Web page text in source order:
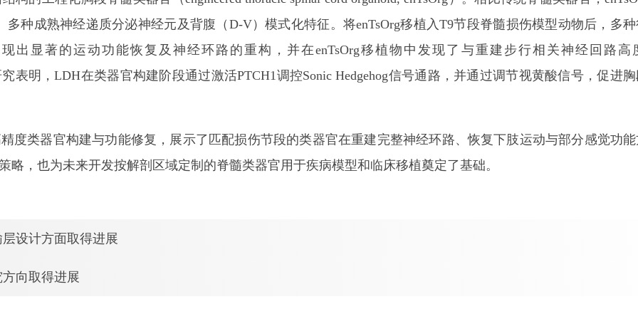
多种成熟神经递质分泌神经元及背腹（D-V）模式化特征。将enTsOrg移植入T9节段脊髓损伤模型动物后，多
出显著的运动功能恢复及神经环路的重构，并在enTsOrg移植物中发现了与重建步行相关神经回路高
表明，LDH在类器官构建阶段通过激活PTCH1调控Sonic Hedgehog信号通路，并通过调节视黄酸信号，促进
器官构建与功能修复，展示了匹配损伤节段的类器官在重建完整神经环路、恢复下肢运动与部分感觉功
略，也为未来开发按解剖区域定制的脊髓类器官用于疾病模型和临床移植奠定了基础。
设计方面取得进展
向取得进展